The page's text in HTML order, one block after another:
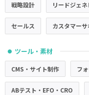
戦略設計 リードジェ
セールス カスタマー
● ツール・素材
CMS・サイト制作 フ
ABテスト・EFO・CRO